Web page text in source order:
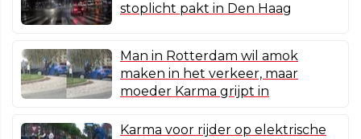
stoplicht pakt in Den Haag
Man in Rotterdam wil amok
maken in het verkeer, maar
moeder Karma grijpt in
Karma voor rijder op elektrische